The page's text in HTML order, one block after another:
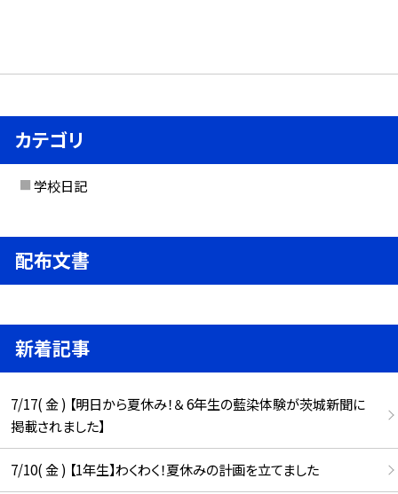
カテゴリ
学校日記
配布文書
新着記事
7/17( 金 ) 【明日から夏休み！＆ 6年生の藍染体験が茨城新聞に
掲載されました】
7/10( 金 ) 【1年生】わくわく！夏休みの計画を立てました